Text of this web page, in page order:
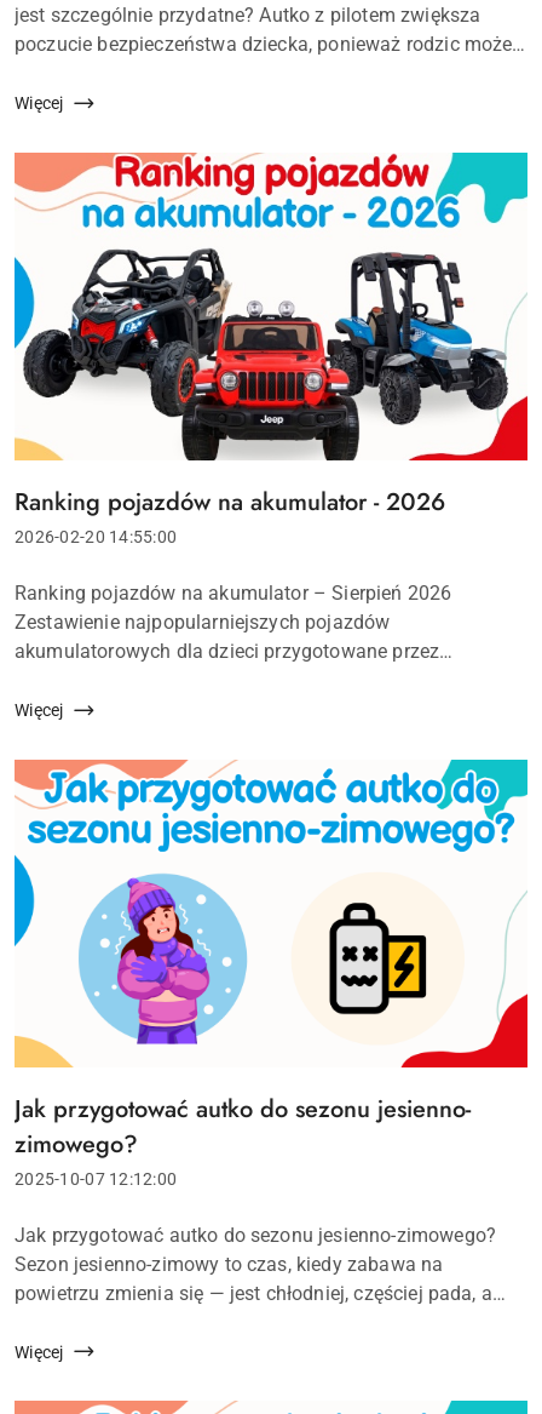
artykułu:
jest szczególnie przydatne? Autko z pilotem zwiększa
poczucie bezpieczeństwa dziecka, ponieważ rodzic może
rodzicielski pozwala te...
Więcej
Tytuł
artykułu:
Ranking pojazdów na akumulator - 2026
Data
2026-02-20 14:55:00
Treść
artykułu:
Ranking pojazdów na akumulator – Sierpień 2026
Zestawienie najpopularniejszych pojazdów
akumulatorowych dla dzieci przygotowane przez
cieszyły się największym zainteresowaniem...
Więcej
Tytuł
artykułu:
Jak przygotować autko do sezonu jesienno-
zimowego?
Data
2025-10-07 12:12:00
Treść
artykułu:
Jak przygotować autko do sezonu jesienno-zimowego?
Sezon jesienno-zimowy to czas, kiedy zabawa na
powietrzu zmienia się — jest chłodniej, częściej pada, a
na akumulator, warto poświęcić chwil...
Więcej